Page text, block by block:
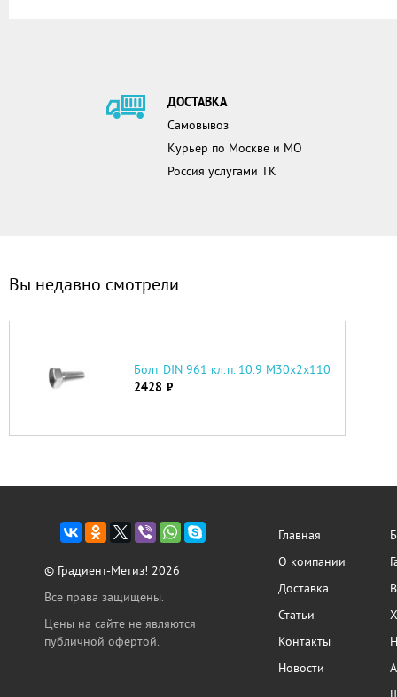
ДОСТАВКА
Самовывоз
Курьер по Москве и МО
Россия услугами ТК
Вы недавно смотрели
Болт DIN 961 кл.п. 10.9 М30х2х110
2428 руб.
© Градиент-Метиз! 2026
Все права защищены.
Цены на сайте не являются
публичной офертой.
Главная
О компании
Доставка
Статьи
Контакты
Новости